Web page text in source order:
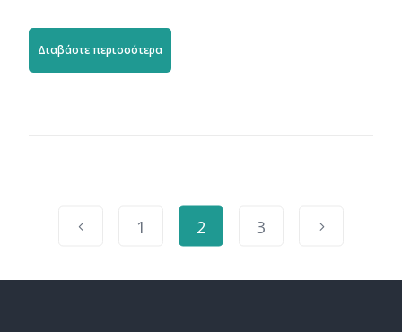
Διαβάστε περισσότερα
1 2 3